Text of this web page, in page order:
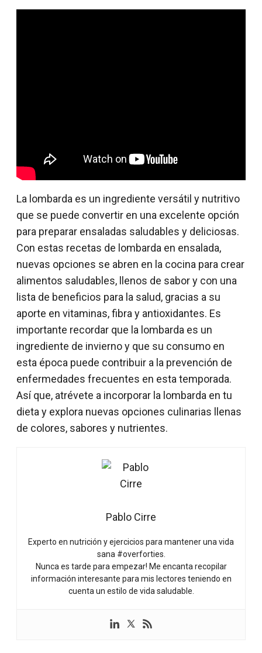
La lombarda es un ingrediente versátil y nutritivo
que se puede convertir en una excelente opción
para preparar ensaladas saludables y deliciosas.
Con estas recetas de lombarda en ensalada,
nuevas opciones se abren en la cocina para crear
alimentos saludables, llenos de sabor y con una
lista de beneficios para la salud, gracias a su
aporte en vitaminas, fibra y antioxidantes. Es
importante recordar que la lombarda es un
ingrediente de invierno y que su consumo en
esta época puede contribuir a la prevención de
enfermedades frecuentes en esta temporada.
Así que, atrévete a incorporar la lombarda en tu
dieta y explora nuevas opciones culinarias llenas
de colores, sabores y nutrientes.
Pablo Cirre
Experto en nutrición y ejercicios para mantener una vida
sana #overforties.
Nunca es tarde para empezar! Me encanta recopilar
información interesante para mis lectores teniendo en
cuenta un estilo de vida saludable.